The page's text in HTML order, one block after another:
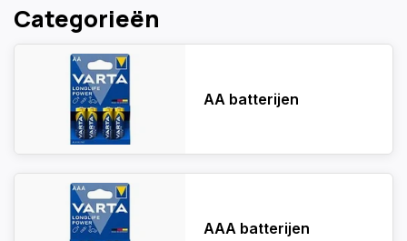
Categorieën
AA batterijen
AAA batterijen